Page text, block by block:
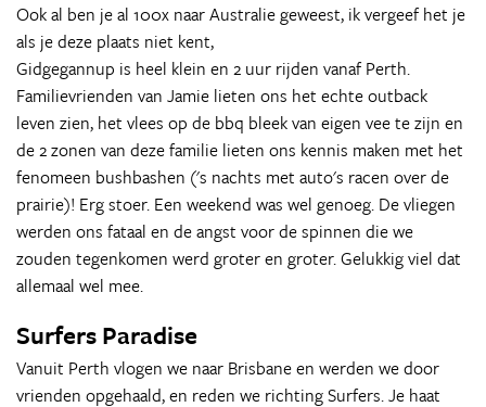
Ook al ben je al 100x naar Australie geweest, ik vergeef het je
als je deze plaats niet kent,
Gidgegannup is heel klein en 2 uur rijden vanaf Perth.
Familievrienden van Jamie lieten ons het echte outback
leven zien, het vlees op de bbq bleek van eigen vee te zijn en
de 2 zonen van deze familie lieten ons kennis maken met het
fenomeen bushbashen ('s nachts met auto's racen over de
prairie)! Erg stoer. Een weekend was wel genoeg. De vliegen
werden ons fataal en de angst voor de spinnen die we
zouden tegenkomen werd groter en groter. Gelukkig viel dat
allemaal wel mee.
Surfers Paradise
Vanuit Perth vlogen we naar Brisbane en werden we door
vrienden opgehaald, en reden we richting Surfers. Je haat